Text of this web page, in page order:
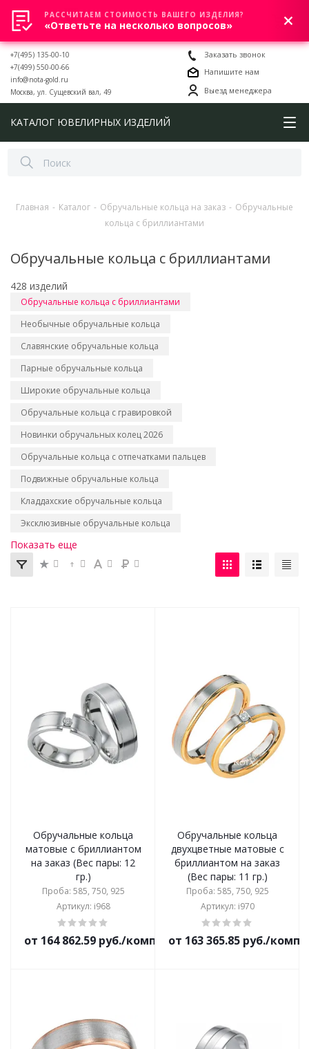
0
+7(495) 135-00-10
+7(499) 550-00-66
info@nota-gold.ru
Москва, ул. Сущевский вал, 49
Заказать звонок
Напишите нам
Выезд менеджера
КАТАЛОГ ЮВЕЛИРНЫХ ИЗДЕЛИЙ
Главная - Каталог - Обручальные кольца на заказ - Обручальные
кольца с бриллиантами
Обручальные кольца с бриллиантами
428 изделий
Обручальные кольца с бриллиантами
Необычные обручальные кольца
Славянские обручальные кольца
Парные обручальные кольца
Широкие обручальные кольца
Обручальные кольца с гравировкой
Новинки обручальных колец 2026
Обручальные кольца с отпечатками пальцев
Подвижные обручальные кольца
Кладдахские обручальные кольца
Эксклюзивные обручальные кольца
Показать еще
Обручальные кольца
матовые с бриллиантом
на заказ (Вес пары: 12
гр.)
Проба: 585, 750, 925
Артикул: i968
от 164 862.59 руб./комплект
Обручальные кольца
двухцветные матовые с
бриллиантом на заказ
(Вес пары: 11 гр.)
Проба: 585, 750, 925
Артикул: i970
от 163 365.85 руб./
РАССЧИТАЕМ СТОИМОСТЬ ВАШЕГО ИЗДЕЛИЯ?
«Ответьте на несколько вопросов»